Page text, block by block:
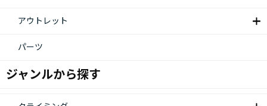
アウトレット
パーツ
ジャンルから探す